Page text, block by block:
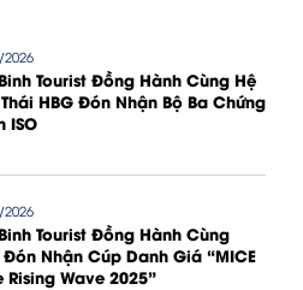
Tourist Đồng Hành Cùng Hệ
HBG Đón Nhận Bộ Ba Chứng
ISO
Tourist Đồng Hành Cùng
Đón Nhận Cúp Danh Giá “MICE
Rising Wave 2025”